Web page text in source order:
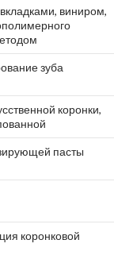
виниром,
зуба
коронки,
пасты
коронковой